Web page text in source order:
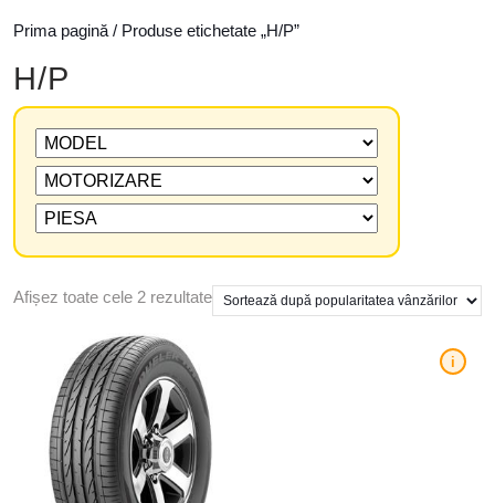
Prima pagină / Produse etichetate „H/P”
H/P
Afișez toate cele 2 rezultate
i